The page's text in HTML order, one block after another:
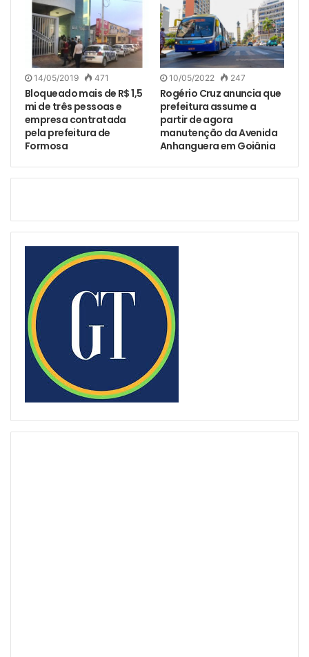
14/05/2019 471
Bloqueado mais de R$ 1,5
mi de três pessoas e
empresa contratada
pela prefeitura de
Formosa
10/05/2022 247
Rogério Cruz anuncia que
prefeitura assume a
partir de agora
manutenção da Avenida
Anhanguera em Goiânia